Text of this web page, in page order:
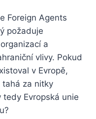
Foreign Agents
požaduje
a
vlivy. Pokud
v Evropě,
tahá za nitky
Evropská unie